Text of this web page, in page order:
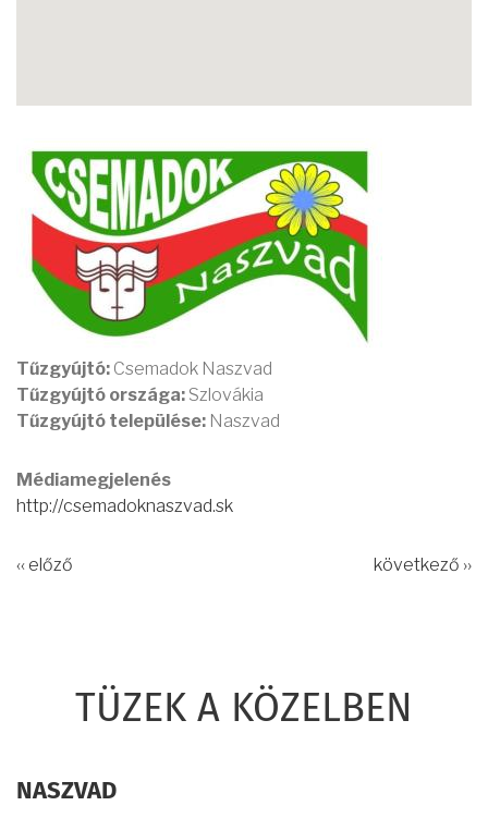
Tűzgyújtó: Csemadok Naszvad
Tűzgyújtó országa: Szlovákia
Tűzgyújtó települése: Naszvad
Médiamegjelenés
http://csemadoknaszvad.sk
‹‹ előző következő ››
TÜZEK A KÖZELBEN
NASZVAD